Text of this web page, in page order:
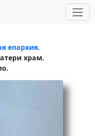
епархия.
храм.